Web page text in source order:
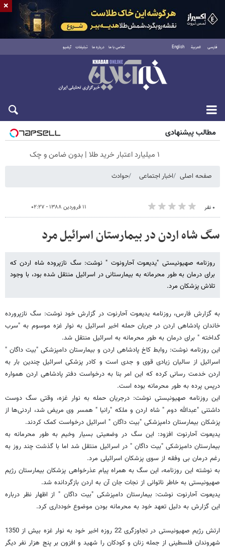
فارسی العربية English تماس با ما درباره ما تبلیغات آرشیو
جمعه ۱۶ مرداد ۱۴۰۵
مطالب پیشنهادی
۱ میلیارد اعتبار خرید طلا | بدون ضامن و چک
صفحه اصلی اخبار اجتماعی حوادث
۰ نفر ۱۱ فروردین ۱۳۸۸ - ۰۲:۲۷
سگ شاه اردن در بیمارستان اسرائیل مرد
روزنامه صهیونیستی "یدیعوت آحارونوت " نوشت: سگ نازپروده شاه اردن که
برای درمان به طور محرمانه به بیمارستانی در اسرائیل منتقل شده بود، با وجود
تلاش پزشکان مرد.
به گزارش فارس، روزنامه یدیعوت آحارنوت در گزارش خود نوشت: سگ نازپرورده
خاندان پادشاهی اردن در جریان حمله اخیر اسرائیل به نوار غزه موسوم به "سرب
گداخته " برای درمان به طور محرمانه به اسرائیل منتقل شد.
این روزنامه نوشت: روابط کاخ پادشاهی اردن و بیمارستان دامپزشکی "بیت داگان "
اسرائیل از سالیان زیادی قوی و جدی است و کادر پزشکی اسرائیل چندین بار به
اردن خدمت رسانی کرده که این امر بنا به درخواست دفتر پادشاهی اردن همواره
درپس پرده به طور محرمانه بوده است.
این روزنامه صهیونیستی نوشت: درجریان حمله به نوار غزه، وقتی سگ دوست
داشتنی "عبدالله دوم " شاه اردن و ملکه "رانیا " همسر وی مریض شد، اردنی‌ها از
پزشکان بیمارستان دامپزشکی "بیت داگان " اسرائیل درخواست کمک کردند.
یدیعوت آحارنوت افزود: این سگ در وضعیتی بسیار وخیم به طور محرمانه به
بیمارستان دامپزشکی "بیت داگان " در اسرائیل منتقل شد اما با گذشت چند روز به
رغم درمان بی وفقه از سوی پزشکان اسرائیلی مرد.
به نوشته این روزنامه، این سگ به همراه پیام عذرخواهی پزشکان بیمارستان رژیم
صهیونیستی به خاطر ناتوانی از نجات جان آن به اردن بازگردانده شد.
یدیعوت آحارنوت نوشت: بیمارستان دامپزشکی "بیت داگان " از اظهار نظر درباره
این گزارش به دلیل تعهد خود به محرمانه بودن موضوع خودداری کرد.
ارتش رژیم صهیونیستی در تجاوزگری 22 روزه اخیر خود به نوار غزه بیش از 1350
شهروندان فلسطینی از جمله زنان و کودکان را شهید و افزون بر پنج هزار نفر دیگر
×